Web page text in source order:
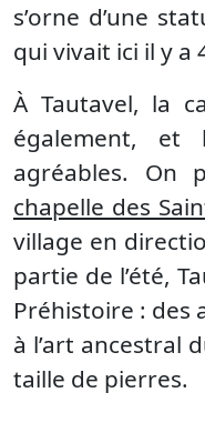
s’orne d’une
qui vivait ici il y a
À Tautavel, la
également, et
agréables. On
chapelle des
village en
partie de l’été,
Préhistoire : des
à l’art ancestral
taille de pierres.